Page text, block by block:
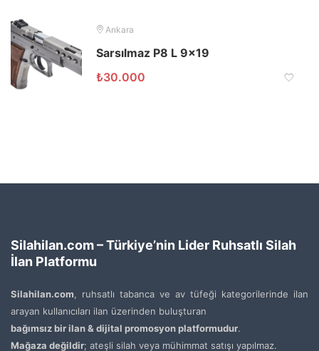
Ankara
Sarsılmaz P8 L 9×19
₺30.000
Silahilan.com – Türkiye’nin Lider Ruhsatlı Silah
İlan Platformu
Silahilan.com, ruhsatlı tabanca ve av tüfeği kategorilerinde ilan
arayan kullanıcıları ilan üzerinden buluşturan
bağımsız bir ilan & dijital promosyon platformudur.
Mağaza değildir; ateşli silah veya mühimmat satışı yapılmaz.